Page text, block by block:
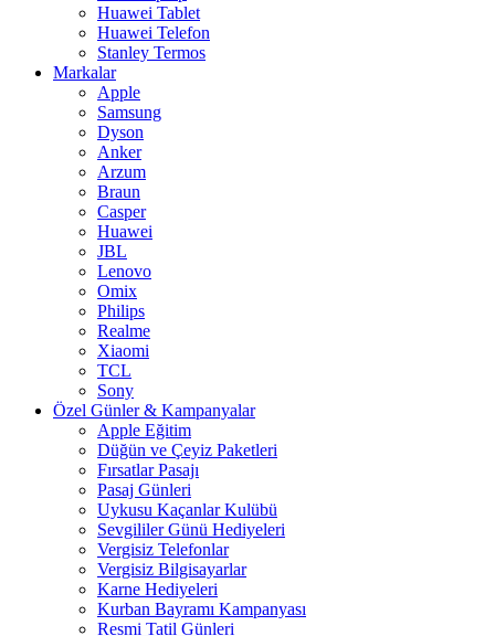
Huawei Tablet
Huawei Telefon
Stanley Termos
Markalar
Apple
Samsung
Dyson
Anker
Arzum
Braun
Casper
Huawei
JBL
Lenovo
Omix
Philips
Realme
Xiaomi
TCL
Sony
Özel Günler & Kampanyalar
Apple Eğitim
Düğün ve Çeyiz Paketleri
Fırsatlar Pasajı
Pasaj Günleri
Uykusu Kaçanlar Kulübü
Sevgililer Günü Hediyeleri
Vergisiz Telefonlar
Vergisiz Bilgisayarlar
Karne Hediyeleri
Kurban Bayramı Kampanyası
Resmi Tatil Günleri